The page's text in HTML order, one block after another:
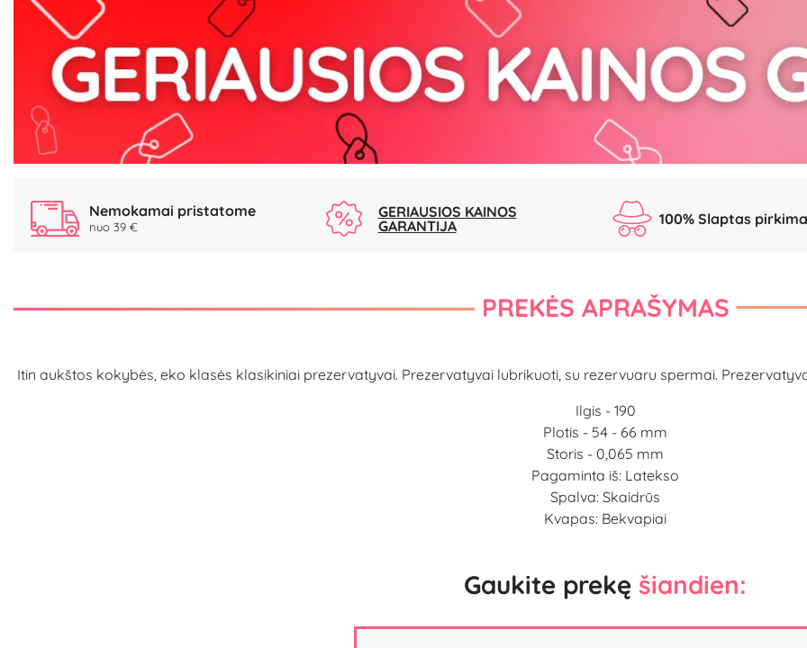
Nemokamai pristatome
nuo 39 €
GERIAUSIOS KAINOS
GARANTIJA
100% Slaptas
PREKĖS APRAŠYMAS
Itin aukštos kokybės, eko klasės klasikiniai prezervatyvai. Prezervatyvai lubrikuoti, su rezervuaru spermai.
Ilgis - 190
Plotis - 54 - 66 mm
Storis - 0,065 mm
Pagaminta iš: Latekso
Spalva: Skaidrūs
Kvapas: Bekvapiai
Gaukite prekę šiandien: